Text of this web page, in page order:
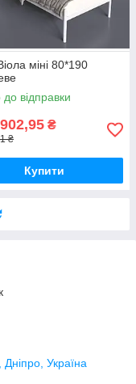
міні 80*190
до відправки
₴
₴
Купити
Україна